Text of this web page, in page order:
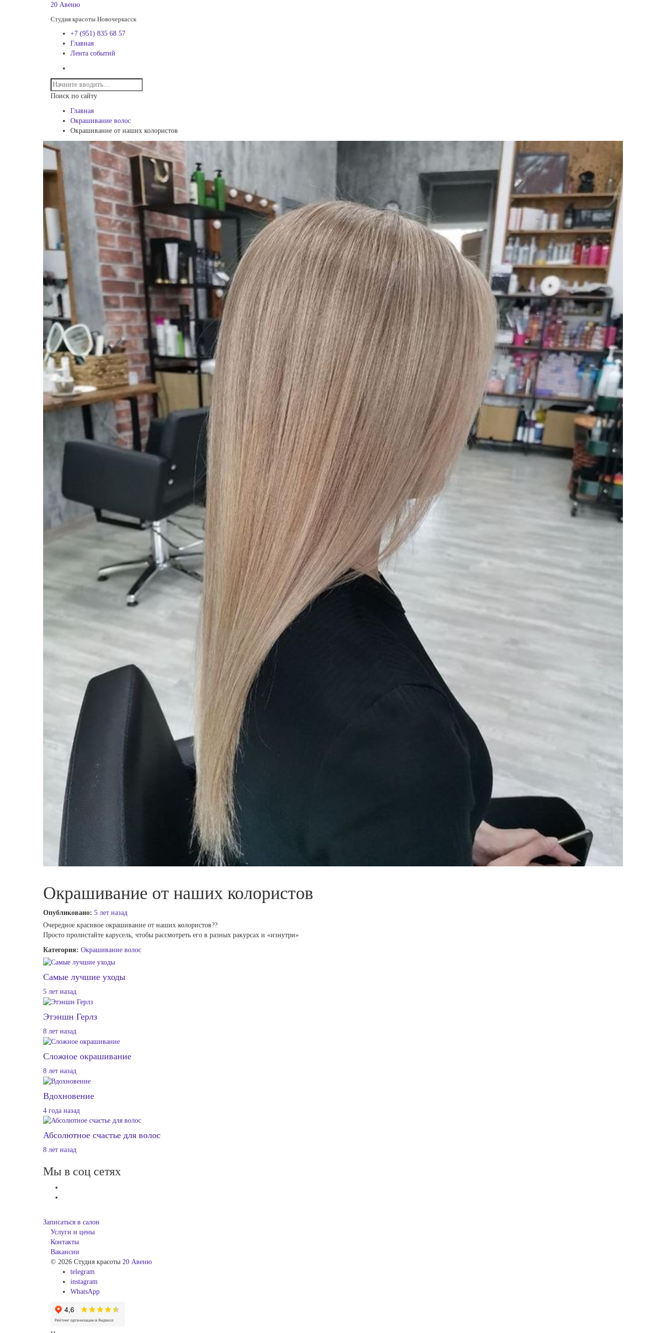
20 Авеню
Студия красоты Новочеркасск
+7 (951) 835 68 57
Главная
Лента событий
Поиск по сайту
Главная
Окрашивание волос
Окрашивание от наших колористов
Окрашивание от наших колористов
Опубликовано: 5 лет назад
Очередное красивое окрашивание от наших колористов??
Просто пролистайте карусель, чтобы рассмотреть его в разных ракурсах и «изнутри»
Категория: Окрашивание волос
Самые лучшие уходы
5 лет назад
Этэншн Герлз
8 лет назад
Cложное окрашивание
8 лет назад
Вдохновение
4 года назад
Абсолютное счастье для волос
8 лет назад
Мы в соц сетях
Записаться в салон
Услуги и цены
Контакты
Вакансии
© 2026 Студия красоты 20 Авеню
telegram
instagram
WhatsApp